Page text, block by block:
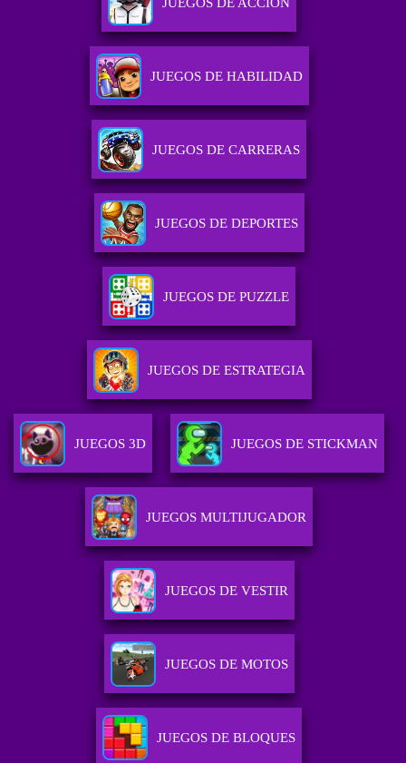
JUEGOS DE ACCIÓN
JUEGOS DE HABILIDAD
JUEGOS DE CARRERAS
JUEGOS DE DEPORTES
JUEGOS DE PUZZLE
JUEGOS DE ESTRATEGIA
JUEGOS 3D JUEGOS DE STICKMAN
JUEGOS MULTIJUGADOR
JUEGOS DE VESTIR
JUEGOS DE MOTOS
JUEGOS DE BLOQUES